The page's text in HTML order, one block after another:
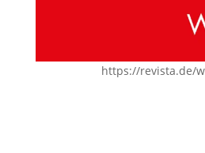
https://revista.de/